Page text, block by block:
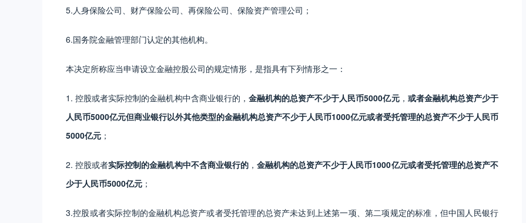
5.人身保险公司、财产保险公司、再保险公司、保险资产管理公司；
6.国务院金融管理部门认定的其他机构。
本决定所称应当申请设立金融控股公司的规定情形，是指具有下列情形之一：
1. 控股或者实际控制的金融机构中含商业银行的， 金融机构的总资产不少于人民币5000亿元， 或者金融机构总资产少于
人民币5000亿元但商业银行以外其他类型的金融机构总资产不少于人民币1000亿元或者受托管理的总资产不少于人民币
5000亿元 ；
2. 控股或者实际控制的金融机构中不含商业银行的， 金融机构的总资产不少于人民币1000亿元或者受托管理的总资产不
少于人民币5000亿元 ；
3.控股或者实际控制的金融机构总资产或者受托管理的总资产未达到上述第一项、第二项规定的标准，但中国人民银行